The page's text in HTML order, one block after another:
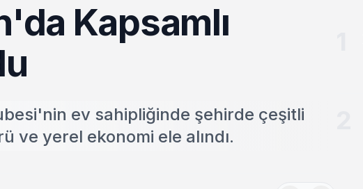
Kapsamlı
ev sahipliğinde şehirde çeşitli
yerel ekonomi ele alındı.